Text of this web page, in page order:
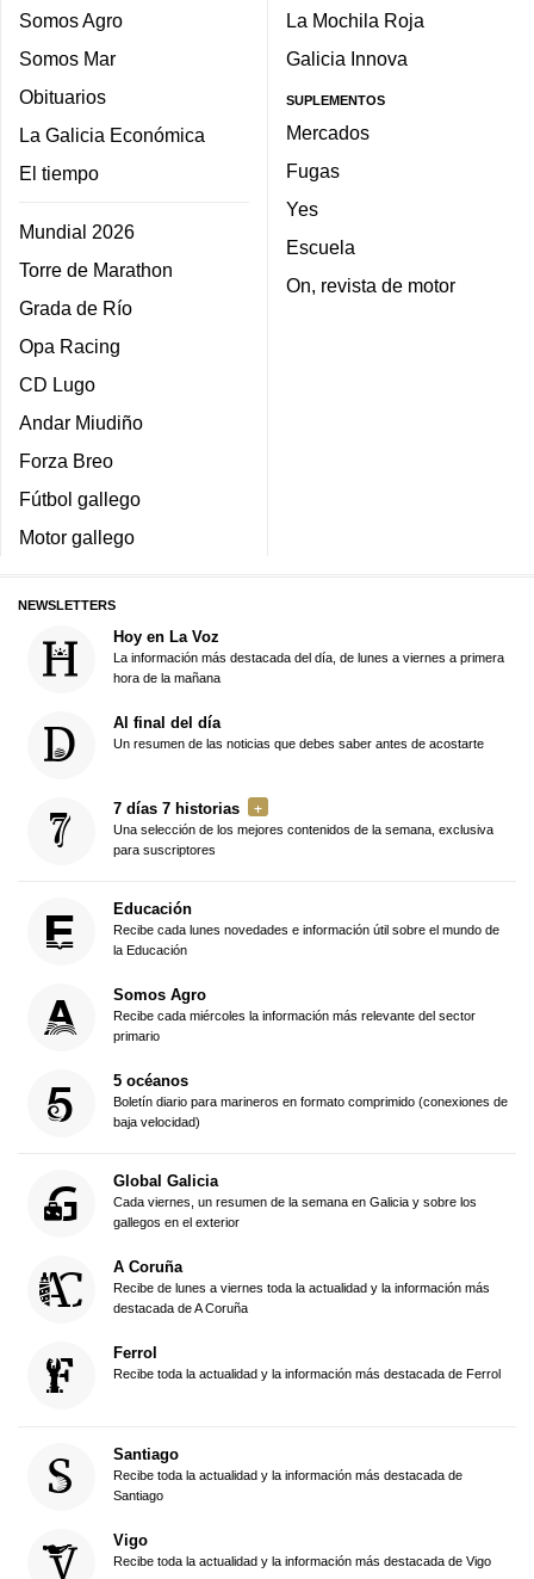
Somos Agro
Somos Mar
Obituarios
La Galicia Económica
El tiempo
Mundial 2026
Torre de Marathon
Grada de Río
Opa Racing
CD Lugo
Andar Miudiño
Forza Breo
Fútbol gallego
Motor gallego
La Mochila Roja
Galicia Innova
SUPLEMENTOS
Mercados
Fugas
Yes
Escuela
On, revista de motor
NEWSLETTERS
Hoy en La Voz
La información más destacada del día, de lunes a viernes a primera
hora de la mañana
Al final del día
Un resumen de las noticias que debes saber antes de acostarte
7 días 7 historias
Una selección de los mejores contenidos de la semana, exclusiva
para suscriptores
Educación
Recibe cada lunes novedades e información útil sobre el mundo de
la Educación
Somos Agro
Recibe cada miércoles la información más relevante del sector
primario
5 océanos
Boletín diario para marineros en formato comprimido (conexiones de
baja velocidad)
Global Galicia
Cada viernes, un resumen de la semana en Galicia y sobre los
gallegos en el exterior
A Coruña
Recibe de lunes a viernes toda la actualidad y la información más
destacada de A Coruña
Ferrol
Recibe toda la actualidad y la información más destacada de Ferrol
Santiago
Recibe toda la actualidad y la información más destacada de
Santiago
Vigo
Recibe toda la actualidad y la información más destacada de Vigo